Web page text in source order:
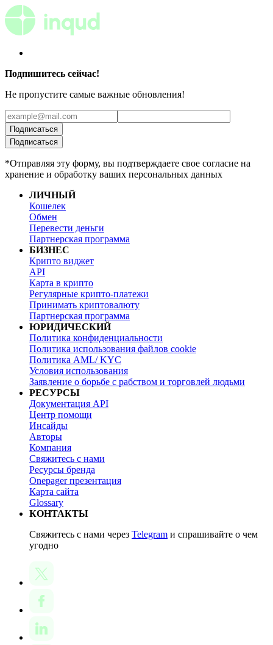
Подпишитесь сейчас!
Не пропустите самые важные обновления!
Подписаться
Подписаться
*Отправляя эту форму, вы подтверждаете свое согласие на
хранение и обработку ваших персональных данных
ЛИЧНЫЙ
Кошелек
Обмен
Перевести деньги
Партнерская программа
БИЗНЕС
Крипто виджет
API
Карта в крипто
Регулярные крипто-платежи
Принимать криптовалюту
Партнерская программа
ЮРИДИЧЕСКИЙ
Политика конфиденциальности
Политика использования файлов cookie
Политика AML/ KYC
Условия использования
Заявление о борьбе с рабством и торговлей людьми
РЕСУРСЫ
Документация API
Центр помощи
Инсайды
Авторы
Компания
Свяжитесь с нами
Ресурсы бренда
Onepager презентация
Карта сайта
Glossary
КОНТАКТЫ
Свяжитесь с нами через Telegram и спрашивайте о чем
угодно